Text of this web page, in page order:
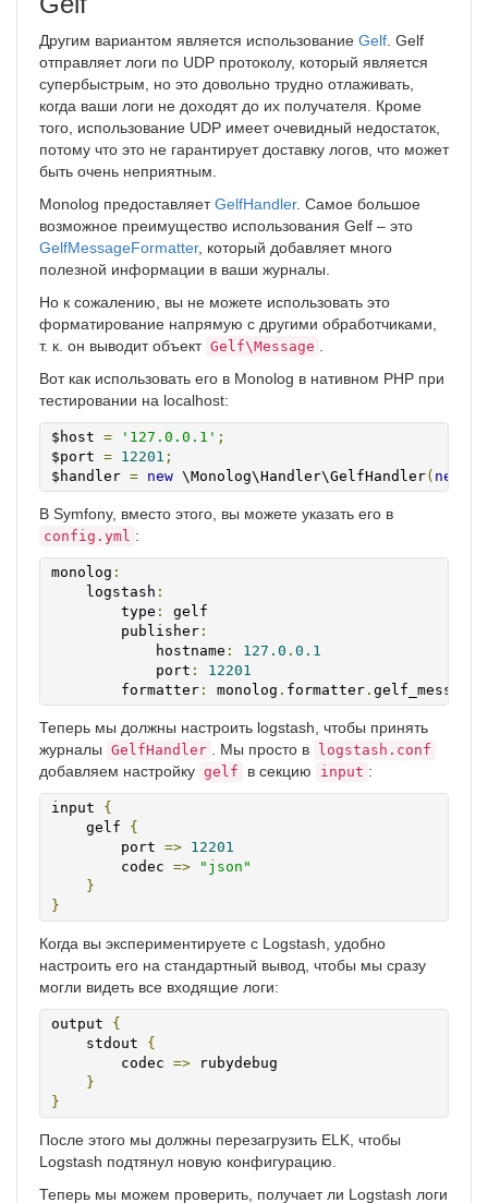
Другим вариантом является использование Gelf . Gelf
отправляет логи по UDP протоколу, который является
супербыстрым, но это довольно трудно отлаживать,
когда ваши логи не доходят до их получателя. Кроме
того, использование UDP имеет очевидный недостаток,
потому что это не гарантирует доставку логов, что может
быть очень неприятным.
Monolog предоставляетGelfHandler. Самое большое
возможное преимущество использования Gelf – это
GelfMessageFormatter, который добавляет много
полезной информации в ваши журналы.
Но к сожалению, вы не можете использовать это
форматирование напрямую с другими обработчиками,
т. к. он выводит объект Gelf\Message
Вот как использовать его в Monolog в нативном PHP при
тестировании на localhost:
$host = '127.0.0.1' ;
$port = 12201 ;
$handler = new \Monolog\Handler\GelfHandler( new
В Symfony, вместо этого, вы можете указать его в
config.yml :
monolog :
    logstash
:
        type
:
gelf
        publisher
:
            hostname
: 127.0 . 0.1
            port
:
12201
        formatter
: monolog . formatter . gelf_message
Теперь мы должны настроить logstash, чтобы принять
журналы GelfHandler . Мы просто в logstash.conf
добавляем настройку gelf в секцию input :
input {
    gelf
{
        port
=> 12201
        codec
=>
"json"
}
}
Когда вы экспериментируете с Logstash, удобно
настроить его на стандартный вывод, чтобы мы сразу
могли видеть все входящие логи:
output {
    stdout
{
        codec
=> rubydebug
}
}
После этого мы должны перезагрузить ELK, чтобы
Logstash подтянул новую конфигурацию.
Теперь мы можем проверить, получает ли Logstash логи